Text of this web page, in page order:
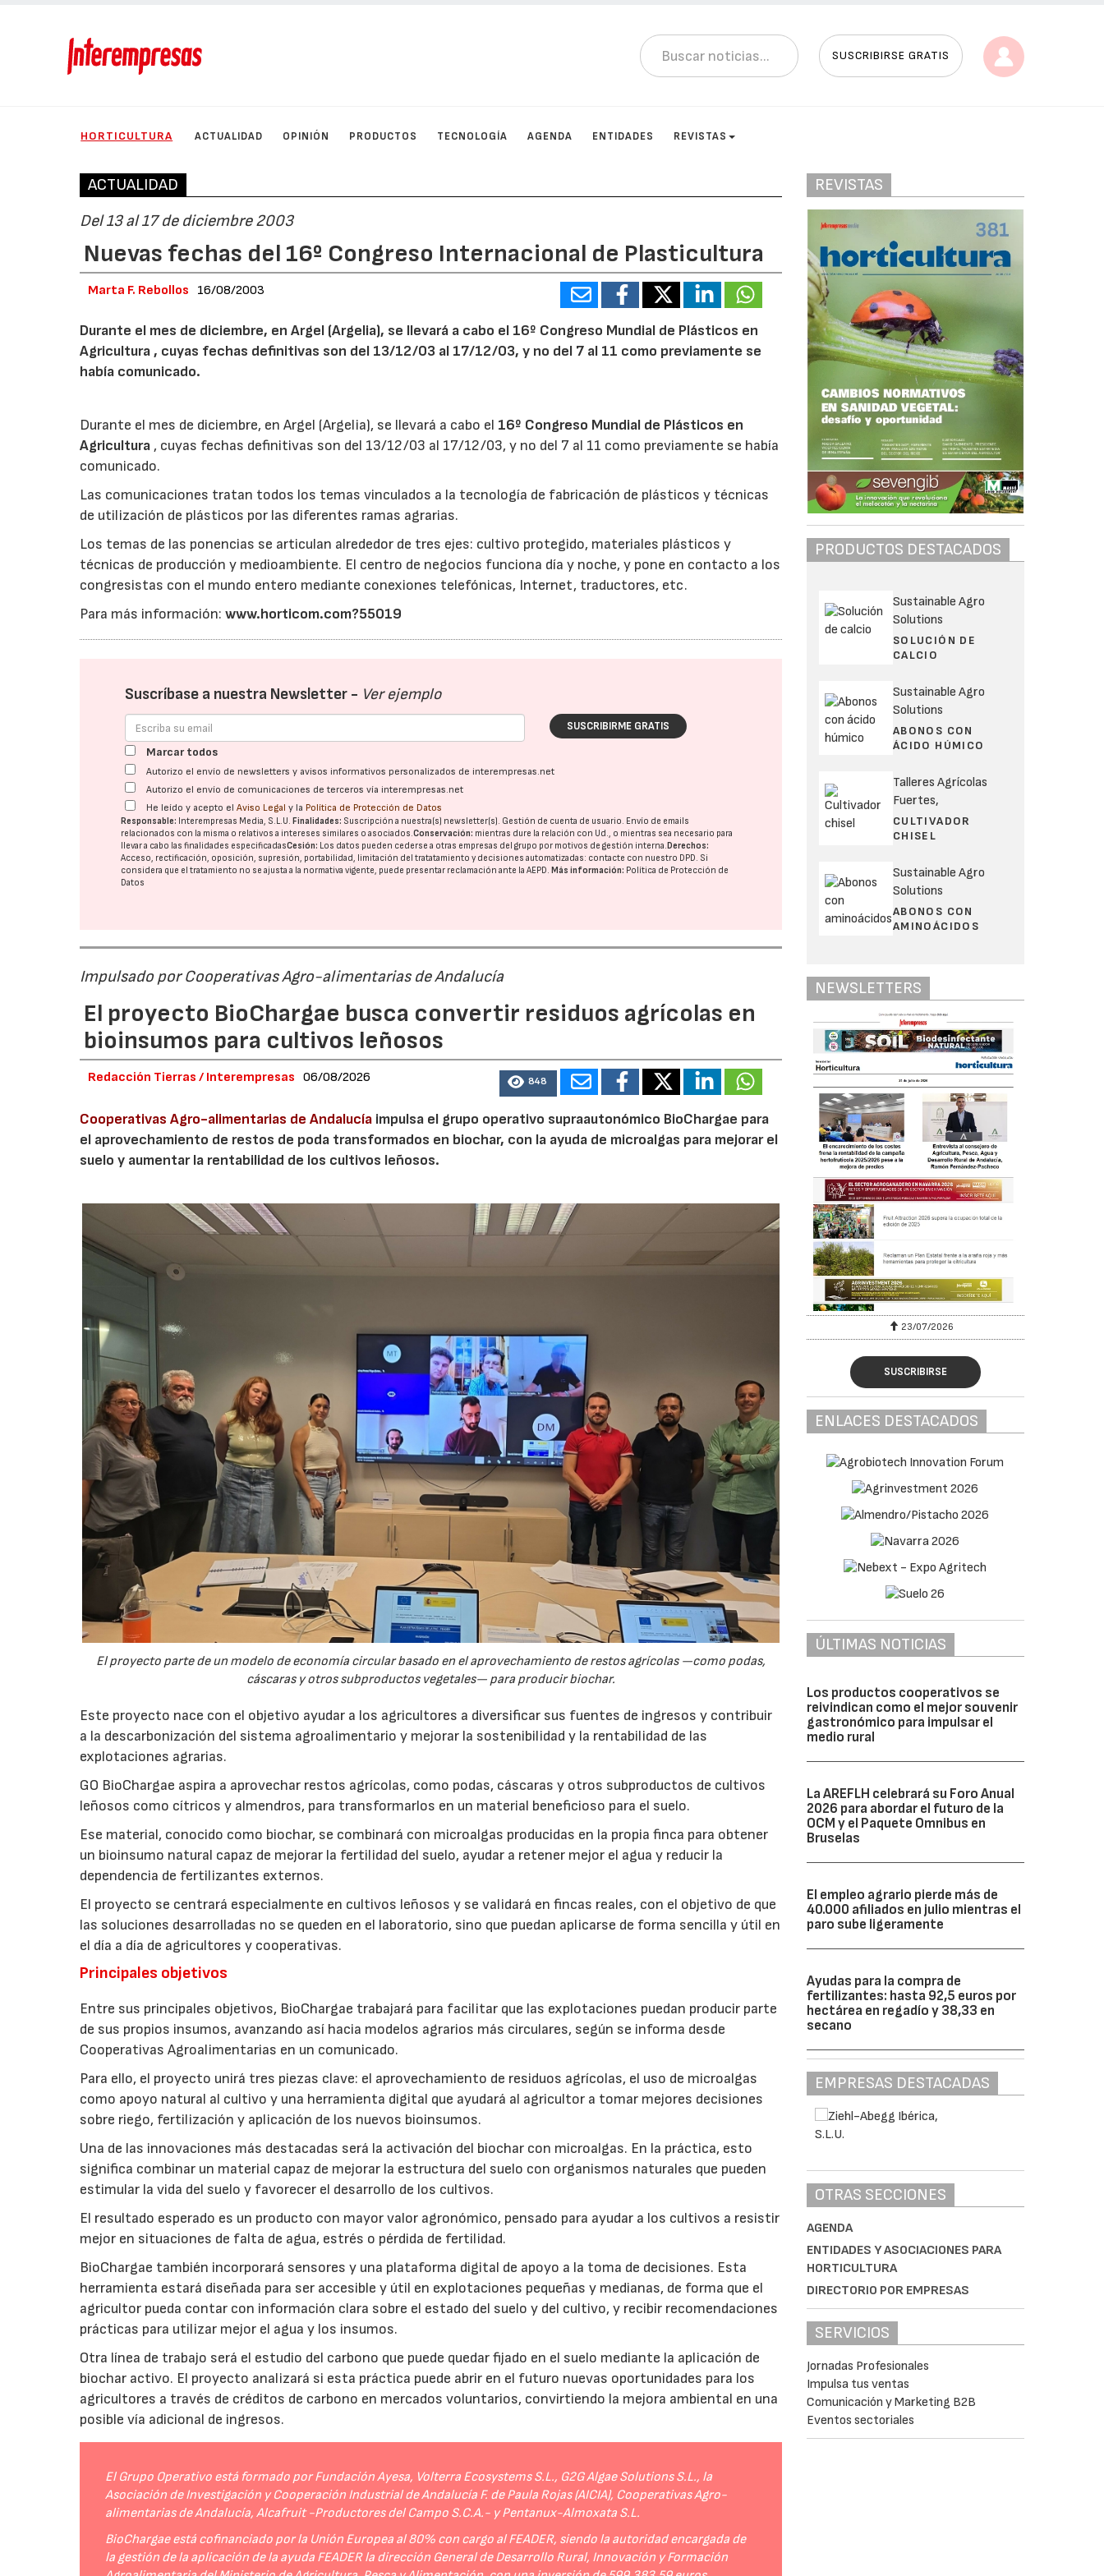
SUSCRIBIRSE GRATIS
HORTICULTURA ACTUALIDAD OPINIÓN PRODUCTOS TECNOLOGÍA AGENDA ENTIDADES REVISTAS
ACTUALIDAD
Del 13 al 17 de diciembre 2003
Nuevas fechas del 16º Congreso Internacional de Plasticultura
Marta F. Rebollos 16/08/2003
Durante el mes de diciembre, en Argel (Argelia), se llevará a cabo el 16º Congreso Mundial de Plásticos en
Agricultura , cuyas fechas definitivas son del 13/12/03 al 17/12/03, y no del 7 al 11 como previamente se
había comunicado.
Durante el mes de diciembre, en Argel (Argelia), se llevará a cabo el 16º Congreso Mundial de Plásticos en
Agricultura , cuyas fechas definitivas son del 13/12/03 al 17/12/03, y no del 7 al 11 como previamente se había
comunicado.
Las comunicaciones tratan todos los temas vinculados a la tecnología de fabricación de plásticos y técnicas
de utilización de plásticos por las diferentes ramas agrarias.
Los temas de las ponencias se articulan alrededor de tres ejes: cultivo protegido, materiales plásticos y
técnicas de producción y medioambiente. El centro de negocios funciona día y noche, y pone en contacto a los
congresistas con el mundo entero mediante conexiones telefónicas, Internet, traductores, etc.
Para más información:www.horticom.com?55019
Suscríbase a nuestra Newsletter - Ver ejemplo
SUSCRIBIRME GRATIS
Marcar todos
Autorizo el envío de newsletters y avisos informativos personalizados de interempresas.net
Autorizo el envío de comunicaciones de terceros vía interempresas.net
He leído y acepto elAviso Legal y la Política de Protección de Datos
Responsable: Interempresas Media, S.L.U. Finalidades: Suscripción a nuestra(s) newsletter(s). Gestión de cuenta de usuario. Envío de emails
relacionados con la misma o relativos a intereses similares o asociados.Conservación: mientras dure la relación con Ud., o mientras sea necesario para
llevar a cabo las finalidades especificadasCesión: Los datos pueden cederse a otras empresas del grupo por motivos de gestión interna. Derechos:
Acceso, rectificación, oposición, supresión, portabilidad, limitación del tratatamiento y decisiones automatizadas: contacte con nuestro DPD. Si
considera que el tratamiento no se ajusta a la normativa vigente, puede presentar reclamación ante laAEPD. Más información: Política de Protección de
Datos
Impulsado por Cooperativas Agro-alimentarias de Andalucía
El proyecto BioChargae busca convertir residuos agrícolas en
bioinsumos para cultivos leñosos
Redacción Tierras / Interempresas 06/08/2026 848
Cooperativas Agro-alimentarias de Andalucía impulsa el grupo operativo supraautonómico BioChargae para
el aprovechamiento de restos de poda transformados en biochar, con la ayuda de microalgas para mejorar el
suelo y aumentar la rentabilidad de los cultivos leñosos.
El proyecto parte de un modelo de economía circular basado en el aprovechamiento de restos agrícolas —como podas,
cáscaras y otros subproductos vegetales— para producir biochar.
Este proyecto nace con el objetivo ayudar a los agricultores a diversificar sus fuentes de ingresos y contribuir
a la descarbonización del sistema agroalimentario y mejorar la sostenibilidad y la rentabilidad de las
explotaciones agrarias.
GO BioChargae aspira a aprovechar restos agrícolas, como podas, cáscaras y otros subproductos de cultivos
leñosos como cítricos y almendros, para transformarlos en un material beneficioso para el suelo.
Ese material, conocido como biochar, se combinará con microalgas producidas en la propia finca para obtener
un bioinsumo natural capaz de mejorar la fertilidad del suelo, ayudar a retener mejor el agua y reducir la
dependencia de fertilizantes externos.
El proyecto se centrará especialmente en cultivos leñosos y se validará en fincas reales, con el objetivo de que
las soluciones desarrolladas no se queden en el laboratorio, sino que puedan aplicarse de forma sencilla y útil en
el día a día de agricultores y cooperativas.
Principales objetivos
Entre sus principales objetivos, BioChargae trabajará para facilitar que las explotaciones puedan producir parte
de sus propios insumos, avanzando así hacia modelos agrarios más circulares, según se informa desde
Cooperativas Agroalimentarias en un comunicado.
Para ello, el proyecto unirá tres piezas clave: el aprovechamiento de residuos agrícolas, el uso de microalgas
como apoyo natural al cultivo y una herramienta digital que ayudará al agricultor a tomar mejores decisiones
sobre riego, fertilización y aplicación de los nuevos bioinsumos.
Una de las innovaciones más destacadas será la activación del biochar con microalgas. En la práctica, esto
significa combinar un material capaz de mejorar la estructura del suelo con organismos naturales que pueden
estimular la vida del suelo y favorecer el desarrollo de los cultivos.
El resultado esperado es un producto con mayor valor agronómico, pensado para ayudar a los cultivos a resistir
mejor en situaciones de falta de agua, estrés o pérdida de fertilidad.
BioChargae también incorporará sensores y una plataforma digital de apoyo a la toma de decisiones. Esta
herramienta estará diseñada para ser accesible y útil en explotaciones pequeñas y medianas, de forma que el
agricultor pueda contar con información clara sobre el estado del suelo y del cultivo, y recibir recomendaciones
prácticas para utilizar mejor el agua y los insumos.
Otra línea de trabajo será el estudio del carbono que puede quedar fijado en el suelo mediante la aplicación de
biochar activo. El proyecto analizará si esta práctica puede abrir en el futuro nuevas oportunidades para los
agricultores a través de créditos de carbono en mercados voluntarios, convirtiendo la mejora ambiental en una
posible vía adicional de ingresos.
El Grupo Operativo está formado por Fundación Ayesa, Volterra Ecosystems S.L., G2G Algae Solutions S.L., la
Asociación de Investigación y Cooperación Industrial de Andalucía F. de Paula Rojas (AICIA), Cooperativas Agro-
alimentarias de Andalucía, Alcafruit -Productores del Campo S.C.A.- y Pentanux-Almoxata S.L.
BioChargae está cofinanciado por la Unión Europea al 80% con cargo al FEADER, siendo la autoridad encargada de
la gestión de la aplicación de la ayuda FEADER la dirección General de Desarrollo Rural, Innovación y Formación
REVISTAS
PRODUCTOS DESTACADOS
Sustainable Agro
Solutions
SOLUCIÓN DE
CALCIO
Sustainable Agro
Solutions
ABONOS CON
ÁCIDO HÚMICO
Talleres Agrícolas
Fuertes,
CULTIVADOR
CHISEL
Sustainable Agro
Solutions
ABONOS CON
AMINOÁCIDOS
NEWSLETTERS
23/07/2026
SUSCRIBIRSE
ENLACES DESTACADOS
ÚLTIMAS NOTICIAS
Los productos cooperativos se
reivindican como el mejor souvenir
gastronómico para impulsar el
medio rural
La AREFLH celebrará su Foro Anual
2026 para abordar el futuro de la
OCM y el Paquete Omnibus en
Bruselas
El empleo agrario pierde más de
40.000 afiliados en julio mientras el
paro sube ligeramente
Ayudas para la compra de
fertilizantes: hasta 92,5 euros por
hectárea en regadío y 38,33 en
secano
EMPRESAS DESTACADAS
OTRAS SECCIONES
AGENDA
ENTIDADES Y ASOCIACIONES PARA
HORTICULTURA
DIRECTORIO POR EMPRESAS
SERVICIOS
Jornadas Profesionales
Impulsa tus ventas
Comunicación y Marketing B2B
Eventos sectoriales